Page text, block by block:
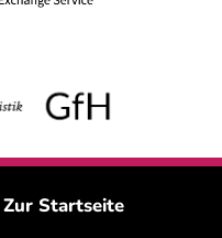
Zur Startseite